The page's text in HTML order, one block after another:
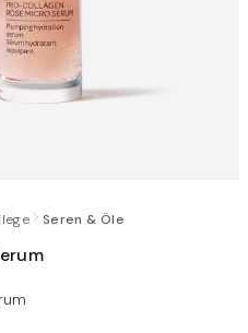
Seren & Öle